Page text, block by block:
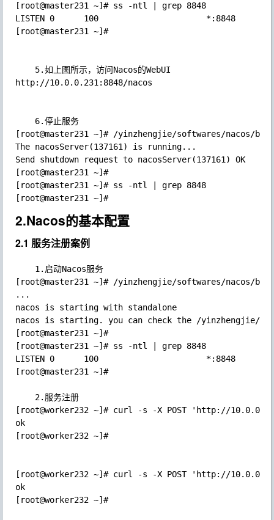
[root@master231 ~]# ss -ntl | grep 8848
LISTEN 0      100
[root@master231 ~]#
http://10.0.0.231:8848/nacos
[root@master231 ~]# /yinzhengjie/softwares/nacos/
The nacosServer(137161) is running...
Send shutdown request to nacosServer(137161) OK
[root@master231 ~]#
[root@master231 ~]# ss -ntl | grep 8848
2.Nacos的基本配置
2.1 服务注册案例
[root@master231 ~]# /yinzhengjie/softwares/nacos/
...
nacos is starting with standalone
nacos is starting. you can check the /yinzhengjie/
[root@master231 ~]#
[root@master231 ~]# ss -ntl | grep 8848
LISTEN 0      100
[root@master231 ~]#
[root@worker232 ~]# curl -s -X POST 'http://
ok
[root@worker232 ~]#
[root@worker232 ~]# curl -s -X POST 'http://
ok
[root@worker232 ~]#